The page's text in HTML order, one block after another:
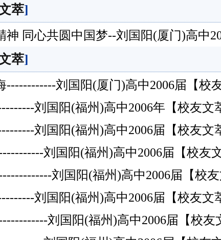
萃]
神 同心共圆中国梦--刘国阳(厦门)高中
萃]
------------刘国阳(厦门)高中2006届【校
刘国阳(福州)高中2006年【校友文
刘国阳(福州)高中2006届【校友文
刘国阳(福州)高中2006届【校友文
刘国阳(福州)高中2006届【校友
刘国阳(福州)高中2006届【校友文
刘国阳(福州)高中2006届【校友